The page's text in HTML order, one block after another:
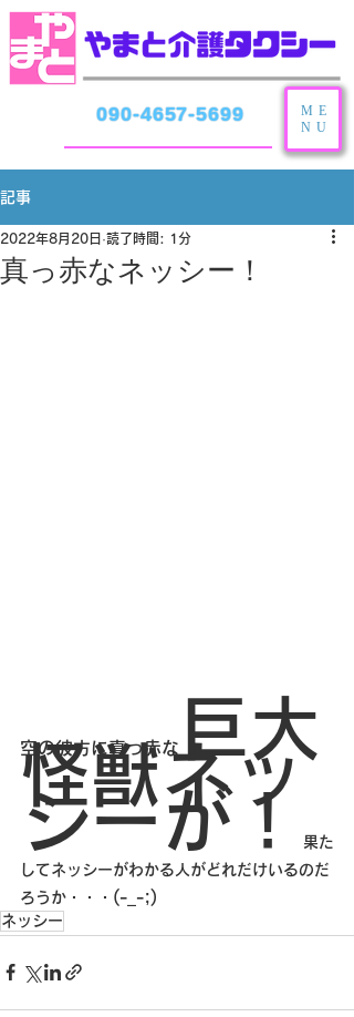
090-4657-5699
ME
NU
記事
真っ赤なネッシー！
2022年8月20日 読了時間: 1分
空の彼方に真っ赤な 巨大
怪獣ネッ
シーが！
果た
してネッシーがわかる人がどれだけいるのだ
ろうか・・・ (-_-;)
ネッシー